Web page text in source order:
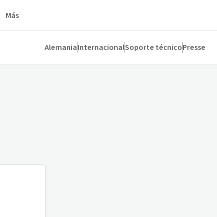
Más
AlemaniaInternacionalSoporte técnicoPresse